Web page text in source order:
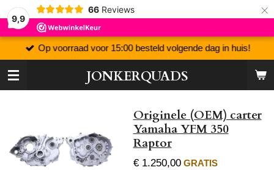
9,9
66 Reviews ×
JONKERQUADS
Op voorraad voor 15:00 besteld volgende dag in huis!
Originele (OEM) carter
Yamaha YFM 350
Raptor
€ 1.250,00 GRATIS